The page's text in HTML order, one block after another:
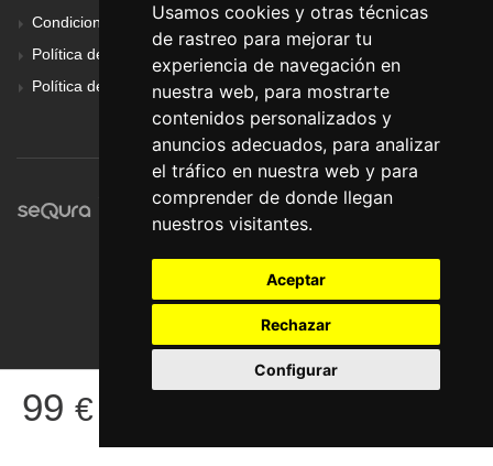
Usamos cookies y otras técnicas
de rastreo para mejorar tu
experiencia de navegación en
nuestra web, para mostrarte
contenidos personalizados y
anuncios adecuados, para analizar
el tráfico en nuestra web y para
comprender de donde llegan
nuestros visitantes.
Aceptar
Rechazar
Configurar
99 €
Condiciones Generales
Política de Cookies
Política de Privacidad
© Pronorte Sonido SL. Todos los derechos reservados.